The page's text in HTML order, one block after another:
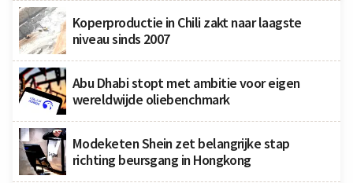
Koperproductie in Chili zakt naar laagste
niveau sinds 2007
Abu Dhabi stopt met ambitie voor eigen
wereldwijde oliebenchmark
Modeketen Shein zet belangrijke stap
richting beursgang in Hongkong